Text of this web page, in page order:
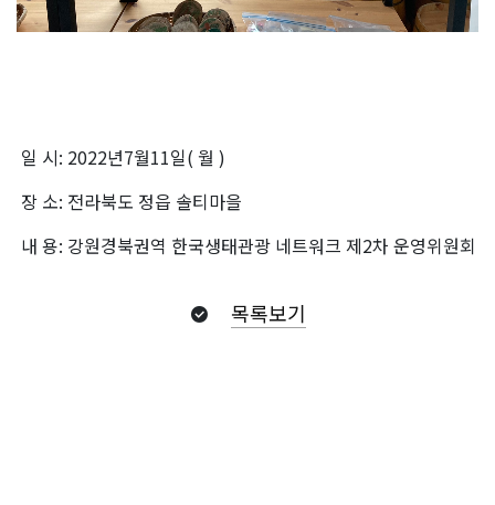
일 시: 2022년7월11일( 월 )
장 소: 전라북도 정읍 솔티마을
내 용: 강원경북권역 한국생태관광 네트워크 제2차 운영위원회
목록보기